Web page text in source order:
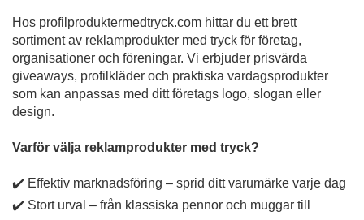
Hos profilproduktermedtryck.com hittar du ett brett
sortiment av reklamprodukter med tryck för företag,
organisationer och föreningar. Vi erbjuder prisvärda
giveaways, profilkläder och praktiska vardagsprodukter
som kan anpassas med ditt företags logo, slogan eller
design.
Varför välja reklamprodukter med tryck?
✔️ Effektiv marknadsföring – sprid ditt varumärke varje dag
✔️ Stort urval – från klassiska pennor och muggar till